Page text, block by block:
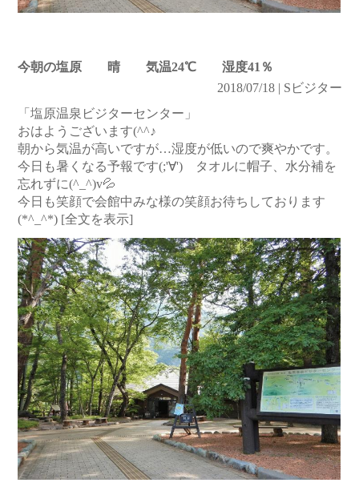
今朝の塩原 晴 気温24℃ 湿度41％
2018/07/18 | Sビジター
「塩原温泉ビジターセンター」
おはようございます(^^♪
朝から気温が高いですが…湿度が低いので爽やかです。
今日も暑くなる予報です(;'∀') タオルに帽子、水分補を
忘れずに(^_^)v💦
今日も笑顔で会館中みな様の笑顔お待ちしております
(*^_^*) [全文を表示]